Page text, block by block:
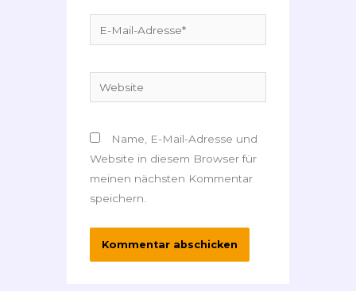
Mail-
Website
Name, E-Mail-Adresse und
Website in diesem Browser für
meinen nächsten Kommentar
speichern.